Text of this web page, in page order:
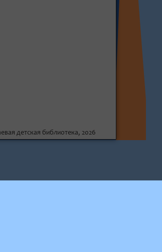
детская библиотека, 2026